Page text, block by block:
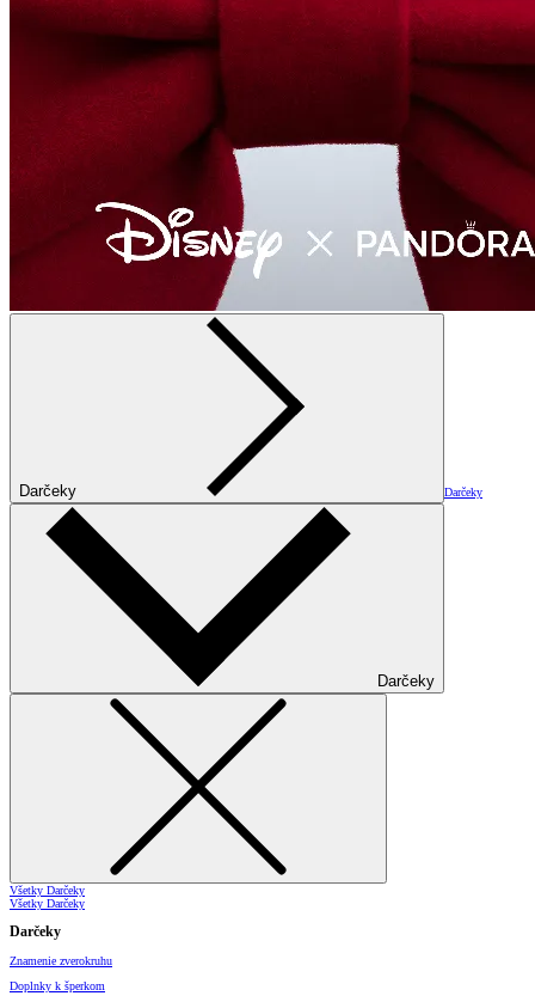
Darčeky Darčeky
Darčeky
Všetky Darčeky
Všetky Darčeky
Darčeky
Znamenie zverokruhu
Doplnky k šperkom